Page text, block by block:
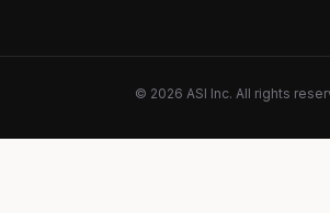
© 2026 ASI Inc. All rights